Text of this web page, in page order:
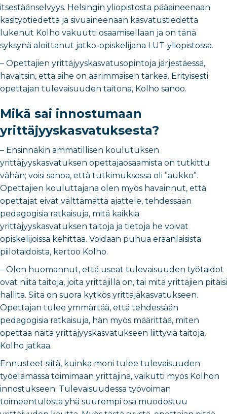
itsestäänselvyys. Helsingin yliopistosta pääaineenaan
käsityötiedettä ja sivuaineenaan kasvatustiedettä
lukenut Kolho vakuutti osaamisellaan ja on tänä
syksynä aloittanut jatko-opiskelijana LUT-yliopistossa.
– Opettajien yrittäjyyskasvatusopintoja järjestäessä,
havaitsin, että aihe on äärimmäisen tärkeä. Erityisesti
opettajan tulevaisuuden taitona, Kolho sanoo.
Mikä sai innostumaan
yrittäjyyskasvatuksesta?
– Ensinnäkin ammatillisen koulutuksen
yrittäjyyskasvatuksen opettajaosaamista on tutkittu
vähän; voisi sanoa, että tutkimuksessa oli ”aukko”.
Opettajien kouluttajana olen myös havainnut, että
opettajat eivät välttämättä ajattele, tehdessään
pedagogisia ratkaisuja, mitä kaikkia
yrittäjyyskasvatuksen taitoja ja tietoja he voivat
opiskelijoissa kehittää. Voidaan puhua eräänlaisista
piilotaidoista, kertoo Kolho.
– Olen huomannut, että useat tulevaisuuden työtaidot
ovat niitä taitoja, joita yrittäjillä on, tai mitä yrittäjien pitäisi
hallita. Siitä on suora kytkös yrittäjäkasvatukseen.
Opettajan tulee ymmärtää, että tehdessään
pedagogisia ratkaisuja, hän myös määrittää, miten
opettaa näitä yrittäjyyskasvatukseen liittyviä taitoja,
Kolho jatkaa.
Ennusteet siitä, kuinka moni tulee tulevaisuuden
työelämässä toimimaan yrittäjinä, vaikutti myös Kolhon
innostukseen. Tulevaisuudessa työvoiman
toimeentulosta yhä suurempi osa muodostuu